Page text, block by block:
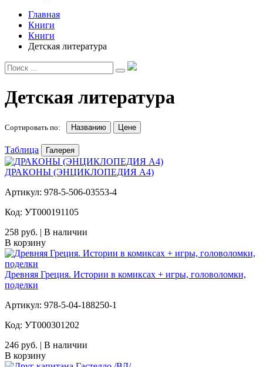
Главная
Книги
Книги
Детская литература
Детская литература
Сортировать по: Названию Цене
Таблица Галерея
ДРАКОНЫ (ЭНЦИКЛОПЕДИЯ А4)
Артикул: 978-5-506-03553-4
Код: УТ000191105
258 руб. | В наличии
В корзину
Древняя Греция. Истории в комиксах + игры, головоломки,
поделки
Артикул: 978-5-04-188250-1
Код: УТ000301202
246 руб. | В наличии
В корзину